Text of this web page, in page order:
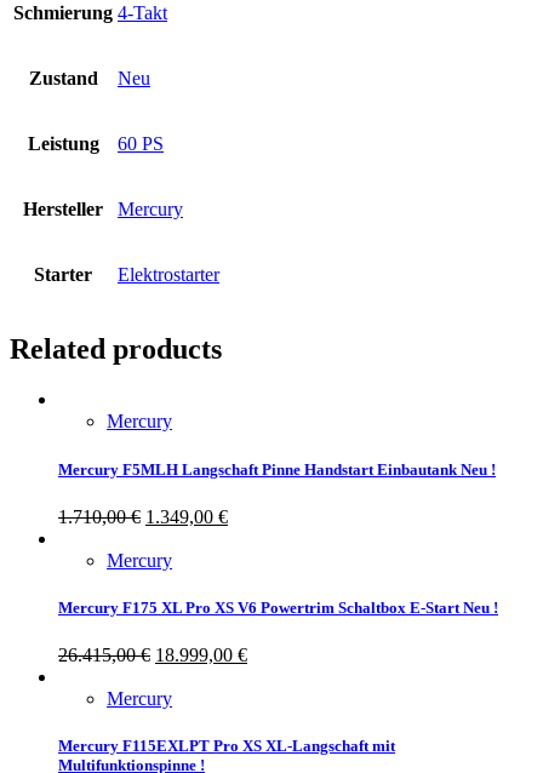
Schmierung 4-Takt
Zustand Neu
Leistung 60 PS
Hersteller Mercury
Starter Elektrostarter
Related products
Mercury
Mercury F5MLH Langschaft Pinne Handstart Einbautank Neu !
1.710,00€ 1.349,00 €
Mercury
Mercury F175 XL Pro XS V6 Powertrim Schaltbox E-Start Neu !
26.415,00€ 18.999,00 €
Mercury
Mercury F115EXLPT Pro XS XL-Langschaft mit
Multifunktionspinne !